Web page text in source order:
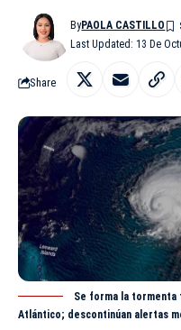
Last Updated: 13 De
ByPAOLA CASTILLO
Share
Se forma la
Atlántico; descontinúan alertas